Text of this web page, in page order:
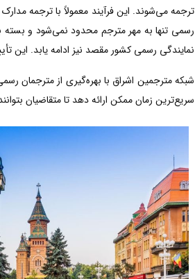
ترجمه می‌شوند. این فرآیند معمولاً با ترجمه
رسمی تنها به مهر مترجم محدود نمی‌شود و بسته
نمایندگی رسمی کشور مقصد نیز ادامه یابد. این
شبکه مترجمین اشراق با بهره‌گیری از مترجمان
سریع‌ترین زمان ممکن ارائه دهد تا متقاضیان